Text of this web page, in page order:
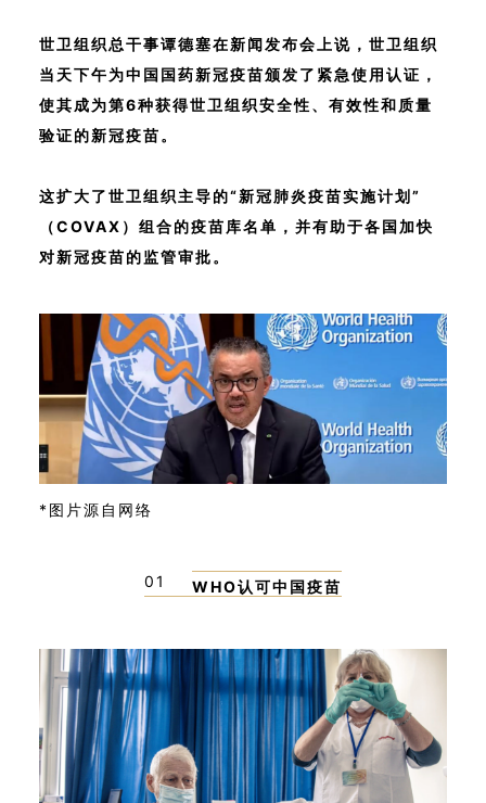
世卫组织总干事谭德塞在新闻发布会上说，世卫组织
当天下午为中国国药新冠疫苗颁发了紧急使用认证，
使其成为第6种获得世卫组织安全性、有效性和质量
验证的新冠疫苗。
这扩大了世卫组织主导的“新冠肺炎疫苗实施计划”
（COVAX）组合的疫苗库名单，并有助于各国加快
对新冠疫苗的监管审批。
*图片源自网络
01 WHO认可中国疫苗